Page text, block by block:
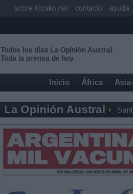
Todos los días La Opinión Austral
Toda la prensa de hoy
Inicio África
La Opinión Austral
sobre Kiosko.net contacto ayuda